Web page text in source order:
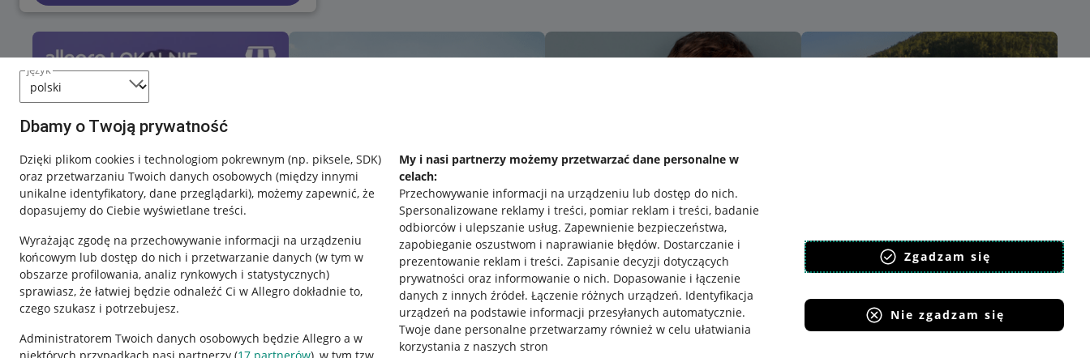
język
Dbamy o Twoją prywatność
Dzięki plikom cookies i technologiom pokrewnym (np. piksele, SDK)
oraz przetwarzaniu Twoich danych osobowych (między innymi
unikalne identyfikatory, dane przeglądarki), możemy zapewnić, że
dopasujemy do Ciebie wyświetlane treści.
Wyrażając zgodę na przechowywanie informacji na urządzeniu
końcowym lub dostęp do nich i przetwarzanie danych (w tym w
obszarze profilowania, analiz rynkowych i statystycznych)
sprawiasz, że łatwiej będzie odnaleźć Ci w Allegro dokładnie to,
czego szukasz i potrzebujesz.
Administratorem Twoich danych osobowych będzie Allegro a w
My i nasi partnerzy możemy przetwarzać dane personalne w
celach:
Przechowywanie informacji na urządzeniu lub dostęp do nich.
Spersonalizowane reklamy i treści, pomiar reklam i treści, badanie
odbiorców i ulepszanie usług. Zapewnienie bezpieczeństwa,
zapobieganie oszustwom i naprawianie błędów. Dostarczanie i
prezentowanie reklam i treści. Zapisanie decyzji dotyczących
prywatności oraz informowanie o nich. Dopasowanie i łączenie
danych z innych źródeł. Łączenie różnych urządzeń. Identyfikacja
urządzeń na podstawie informacji przesyłanych automatycznie.
Twoje dane personalne przetwarzamy również w celu ułatwiania
korzystania z naszych stron
Zgadzam się
Nie zgadzam się
Przydatne informacje Pobierz aplikację